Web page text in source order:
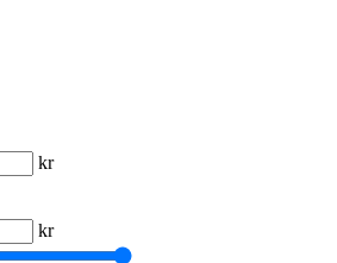
kr
kr